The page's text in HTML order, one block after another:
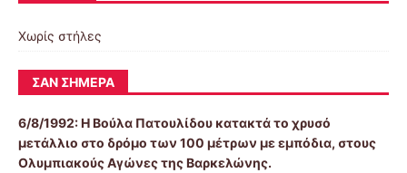
Χωρίς στήλες
ΣΑΝ ΣΉΜΕΡΑ
6/8/1992:Η Βούλα Πατουλίδου κατακτά το χρυσό
μετάλλιο στο δρόμο των 100 μέτρων με εμπόδια, στους
Ολυμπιακούς Αγώνες της Βαρκελώνης.